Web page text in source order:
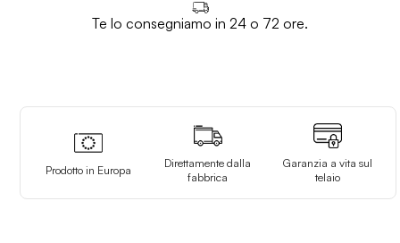
Te lo consegniamo in 24 o 72 ore.
Prodotto in Europa
Direttamente dalla
fabbrica
Garanzia a vita sul
telaio